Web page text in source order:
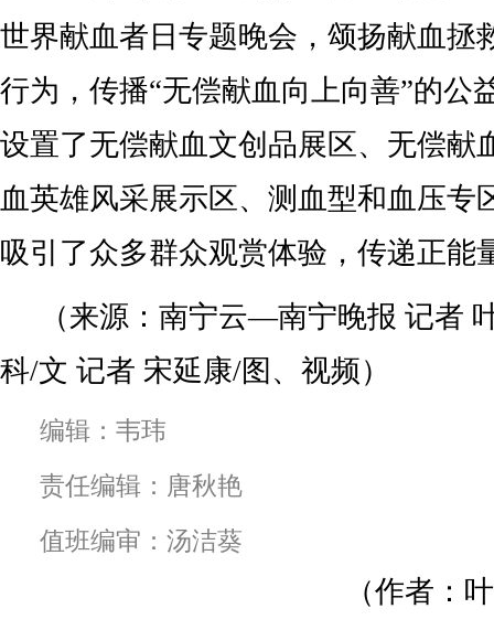
世界献血者日专题晚会，颂扬献血拯
行为，传播“无偿献血向上向善”的公
设置了无偿献血文创品展区、无偿献
血英雄风采展示区、测血型和血压专
吸引了众多群众观赏体验，传递正能
（来源：南宁云—南宁晚报 记者
科/文 记者 宋延康/图、视频）
编辑：韦玮
责任编辑：唐秋艳
值班编审：汤洁葵
（作者：